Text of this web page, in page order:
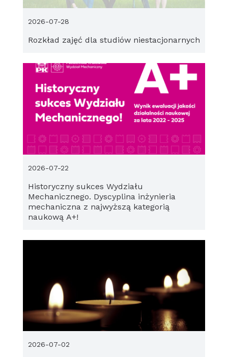
Rozkład zajęć dla studiów niestacjonarnych
2026-07-28
Historyczny sukces Wydziału
Mechanicznego. Dyscyplina inżynieria
mechaniczna z najwyższą kategorią
naukową A+!
2026-07-22
2026-07-02